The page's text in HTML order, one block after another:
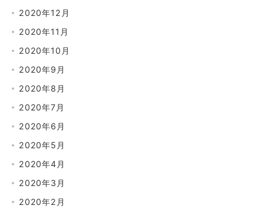
2020年12月
2020年11月
2020年10月
2020年9月
2020年8月
2020年7月
2020年6月
2020年5月
2020年4月
2020年3月
2020年2月